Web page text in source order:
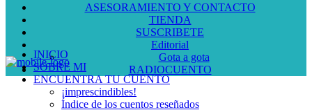
ASESORAMIENTO Y CONTACTO
TIENDA
SUSCRIBETE
Editorial
Gota a gota
RADIOCUENTO
INICIO
SOBRE MI
ENCUENTRA TU CUENTO
¡imprescindibles!
Índice de los cuentos reseñados